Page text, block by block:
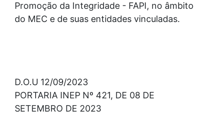
Promoção da Integridade - FAPI, no âmbito
do MEC e de suas entidades vinculadas.
D.O.U 12/09/2023
PORTARIA INEP Nº 421, DE 08 DE
SETEMBRO DE 2023